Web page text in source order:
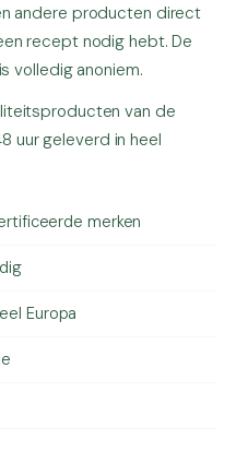
andere producten direct
recept nodig hebt. De
volledig anoniem.
van de
uur geleverd in heel
merken
Europa